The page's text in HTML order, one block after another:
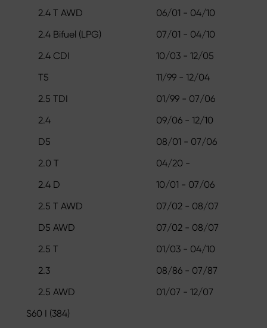
2.4 T AWD
06/01 - 04/10
2.4 Bifuel (LPG)
07/01 - 04/10
2.4 CDI
10/03 - 12/05
T5
11/99 - 12/04
2.5 TDI
01/99 - 07/06
2.4
09/06 - 12/10
D5
08/01 - 07/06
2.0 T
04/20 -
2.4 D
10/01 - 07/06
2.5 T AWD
07/02 - 08/07
D5 AWD
07/02 - 08/07
2.5 T
01/03 - 04/10
2.3
08/86 - 07/87
2.5 AWD
01/07 - 12/07
S60 I (384)